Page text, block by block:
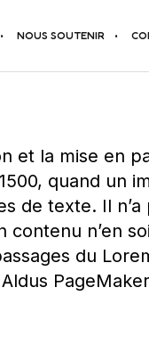
NOUS SOUTENIR
et la mise en
quand un
de texte. Il
contenu n’en
du